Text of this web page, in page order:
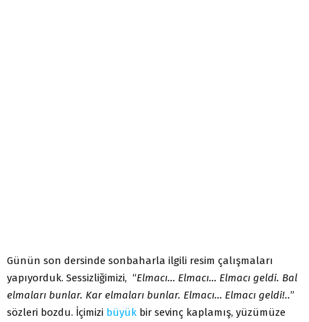
Günün son dersinde sonbaharla ilgili resim çalışmaları
yapıyorduk. Sessizliğimizi, “Elmacı… Elmacı… Elmacı geldi. Bal
elmaları bunlar. Kar elmaları bunlar. Elmacı… Elmacı geldi!..”
sözleri bozdu. İçimizi büyük bir sevinç kaplamış, yüzümüze